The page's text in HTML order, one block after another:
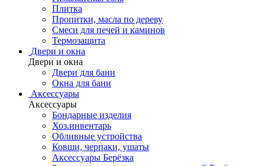
Плитка
Пропитки, масла по дереву
Смеси для печей и каминов
Термозащита
Двери и окна
Двери и окна
Двери для бани
Окна для бани
Аксессуары
Аксессуары
Бондарные изделия
Хоз.инвентарь
Обливные устройства
Ковши, черпаки, ушаты
Аксессуары Берёзка